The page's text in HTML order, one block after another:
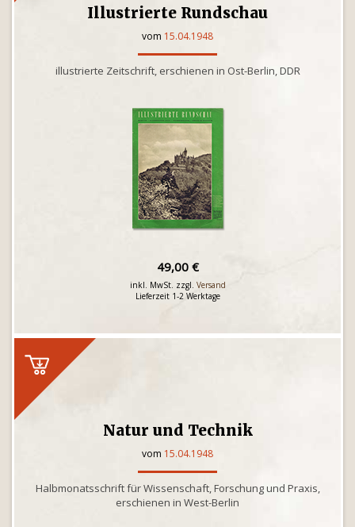
Illustrierte Rundschau
vom 15.04.1948
illustrierte Zeitschrift, erschienen in Ost-Berlin, DDR
49,00 €
inkl. MwSt. zzgl. Versand
Lieferzeit 1-2 Werktage
Natur und Technik
vom 15.04.1948
Halbmonatsschrift für Wissenschaft, Forschung und Praxis,
erschienen in West-Berlin